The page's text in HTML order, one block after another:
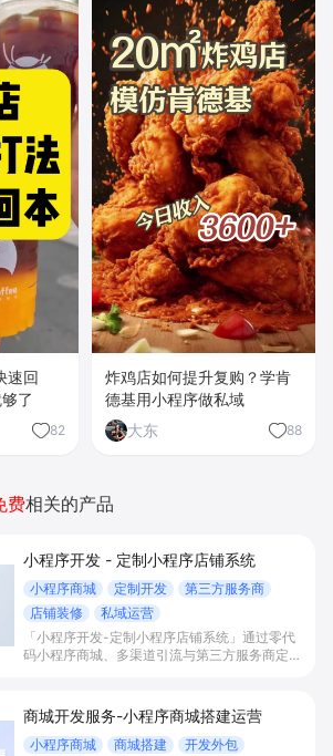
速回
了
82
炸鸡店如何提升复购？学肯
德基用小程序做私域
大东
88
费相关的产品
小程序开发 - 定制小程序店铺系统
小程序商城 定制开发
第三方服务商
店铺装修
私域运营
「小程序开发-定制小程序店铺系统」通过零代
码小程序商城、多渠道引流与第三方服务商定制
私域运营场景，提升获客与复购，实现线上生意
增长。
商城开发服务-小程序商城搭建运营
小程序商城 商城搭建
开发外包